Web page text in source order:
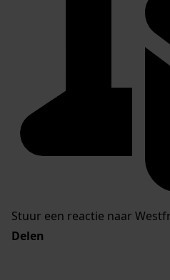
Stuur een reactie naar
Delen